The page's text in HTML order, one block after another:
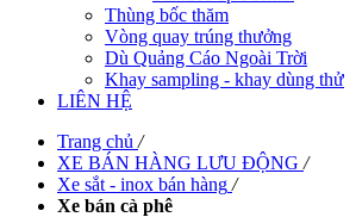
Thùng bốc thăm
Vòng quay trúng thưởng
Dù Quảng Cáo Ngoài Trời
Khay sampling - khay dùng thử
LIÊN HỆ
Trang chủ /
XE BÁN HÀNG LƯU ĐỘNG /
Xe sắt - inox bán hàng /
Xe bán cà phê